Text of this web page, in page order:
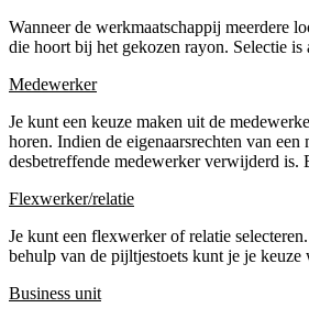
Wanneer de werkmaatschappij meerdere
die hoort bij het gekozen rayon. Selectie
Medewerker
Je kunt een keuze maken uit de
horen. Indien de eigenaarsrechten van
desbetreffende medewerker verwijderd is.
Flexwerker/relatie
Je kunt een flexwerker of relatie
behulp van de pijltjestoets kunt je je keuze
Business unit